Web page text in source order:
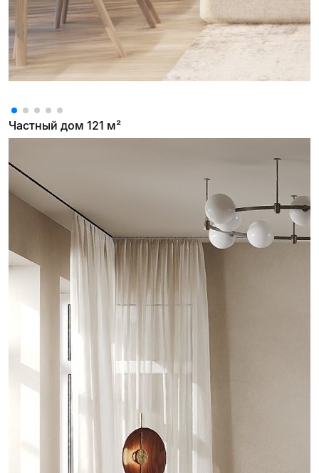
Частный дом 121 м²